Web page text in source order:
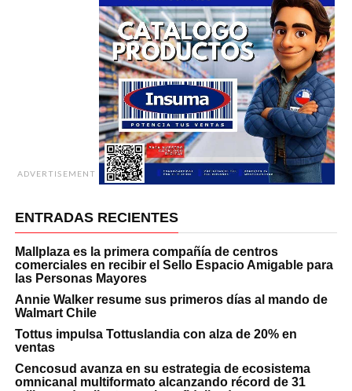
ADVERTISEMENT
ENTRADAS RECIENTES
Mallplaza es la primera compañía de centros
comerciales en recibir el Sello Espacio Amigable para
las Personas Mayores
Annie Walker resume sus primeros días al mando de
Walmart Chile
Tottus impulsa Tottuslandia con alza de 20% en
ventas
Cencosud avanza en su estrategia de ecosistema
omnicanal multiformato alcanzando récord de 31